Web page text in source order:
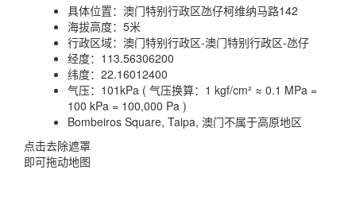
具体位置： 澳门特别行政区氹仔柯维纳马路142
海拔高度： 5米
行政区域： 澳门特别行政区-澳门特别行政区-氹仔
经度： 113.56306200
纬度： 22.16012400
气压： 101kPa ( 气压换算：1 kgf/cm² ≈ 0.1 MPa =
100 kPa = 100,000 Pa )
Bombeiros Square, Taipa, 澳门不属于高原地区
点击去除遮罩
即可拖动地图